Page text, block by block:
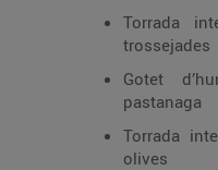
Torrada
trossejades
Gotet
pastanaga
Torrada
olives